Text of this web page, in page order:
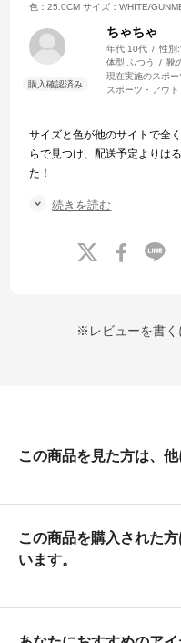
色：25.0CM サイズ：WHITE/
ちゃちゃ
年代:10代 性別:
体型: ふつう 靴
現在実施のスポー
スポーツ・アウ
サイズと色が他のサイトで全
らで見つけ、配送予定よりは
た！
す！ぜひぜひメーカーにこん
続きを読む
※レビューを書く
この商品を見た方は、
この商品を購入された
います。